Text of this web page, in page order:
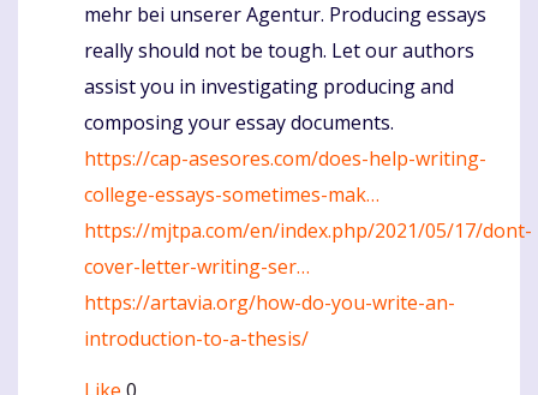
mehr bei unserer Agentur. Producing essays
really should not be tough. Let our authors
assist you in investigating producing and
composing your essay documents.
https://cap-asesores.com/does-help-writing-
college-essays-sometimes-mak…
https://mjtpa.com/en/index.php/2021/05/17/dont-
cover-letter-writing-ser…
https://artavia.org/how-do-you-write-an-
introduction-to-a-thesis/